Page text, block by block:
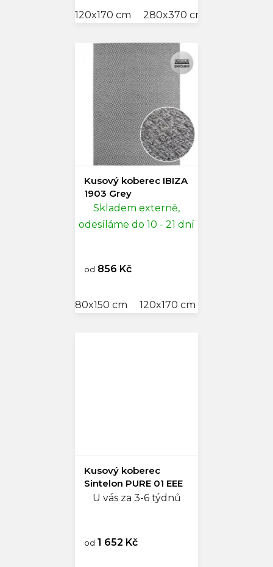
120x170 cm 280x370 cm
Kusový koberec IBIZA
1903 Grey
Skladem externě,
odesíláme do 10 - 21 dní
od 856 Kč
80x150 cm 120x170 cm
Kusový koberec
Sintelon PURE 01 EEE
U vás za 3-6 týdnů
od 1 652 Kč